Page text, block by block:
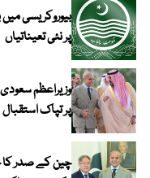
بیوروکریسی میں
پر نئی تعیناتیاں
وزیراعظم
پر تپاک استقبال
چین کے صدر کا